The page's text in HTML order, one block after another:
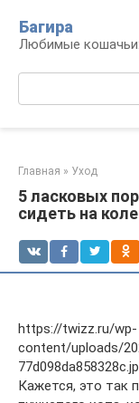
контенту
Багира
Любимые
Главная » Уход
5 ласковых
сидеть на
https://twizz.ru/wp-
content/uploads/
Кажется, это так